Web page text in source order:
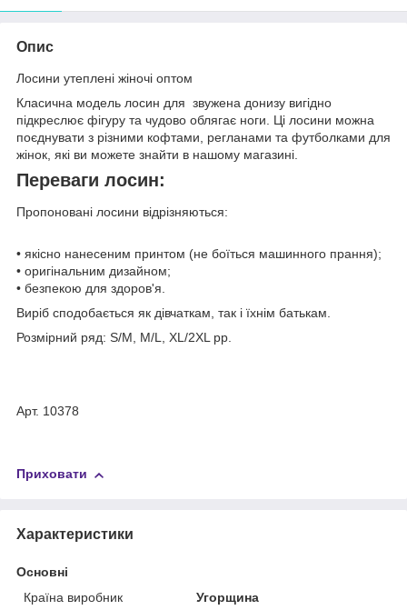
Опис
Лосини утеплені жіночі оптом
Класична модель лосин для звужена донизу вигідно
підкреслює фігуру та чудово облягає ноги. Ці лосини можна
поєднувати з різними кофтами, регланами та футболками для
жінок, які ви можете знайти в нашому магазині.
Переваги лосин:
Пропоновані лосини відрізняються:
• якісно нанесеним принтом (не боїться машинного прання);
• оригінальним дизайном;
• безпекою для здоров'я.
Виріб сподобається як дівчаткам, так і їхнім батькам.
Розмірний ряд: S/M, M/L, XL/2XL рр.
Арт. 10378
Приховати
Характеристики
Основні
Країна виробник
Угорщина